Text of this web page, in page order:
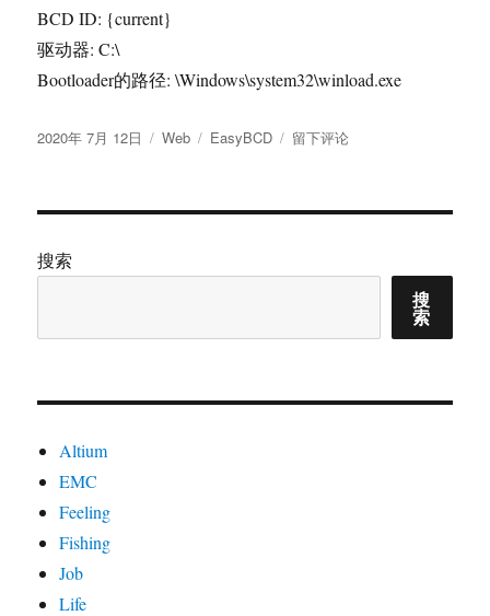
BCD ID: {current}
驱动器: C:\
Bootloader的路径: \Windows\system32\winload.exe
发
2020年 7月 12日
分
Web
标
EasyBCD
于
系
动
工
留下评论
搜索
搜
索
Altium
EMC
Feeling
Fishing
Job
Life